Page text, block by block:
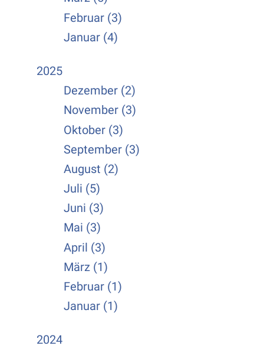
Februar (3)
Januar (4)
2025
Dezember (2)
November (3)
Oktober (3)
September (3)
August (2)
Juli (5)
Juni (3)
Mai (3)
April (3)
März (1)
Februar (1)
Januar (1)
2024